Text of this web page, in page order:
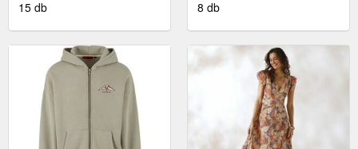
RÓZSASZÍN - 41
15 db
KÉZITÁSKA ZSEBBEL
8 db